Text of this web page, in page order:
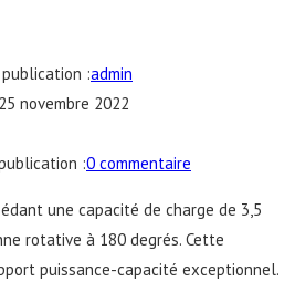
:admin
25 novembre 2022
:0 commentaire
une capacité de charge de 3,5
rotative à 180 degrés. Cette
puissance-capacité exceptionnel.